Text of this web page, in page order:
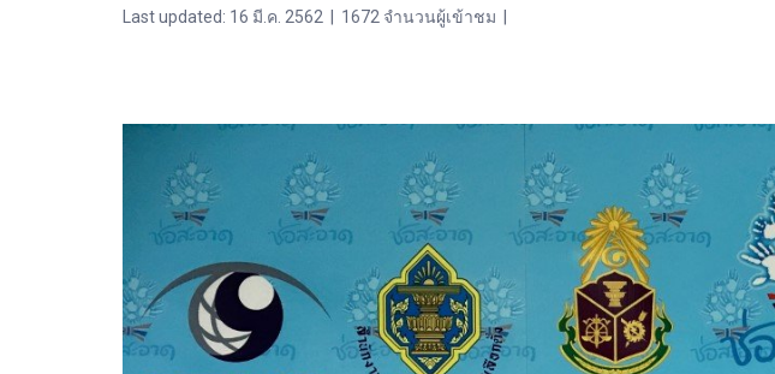
Last updated: 16 มี.ค. 2562 1672 จำนวนผู้เข้าชม